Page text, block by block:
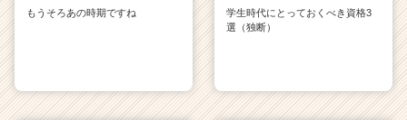
もうそろあの時期ですね
学生時代にとっておくべき資格3
選（独断）